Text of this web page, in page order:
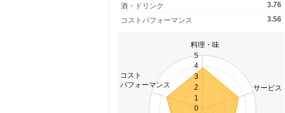
酒・ドリンク 3.76
コストパフォーマンス 3.56
0
1
2
3
4
5
料理・味
サービス
コスト
パフォーマンス